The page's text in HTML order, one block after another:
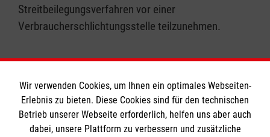
Streitbeilegungsverfahren vor einer
Verbraucherschlichtungsstelle teilzunehmen.
Informationen
Wir verwenden Cookies, um Ihnen ein optimales Webseiten-
Erlebnis zu bieten. Diese Cookies sind für den technischen
Betrieb unserer Webseite erforderlich, helfen uns aber auch
dabei, unsere Plattform zu verbessern und zusätzliche